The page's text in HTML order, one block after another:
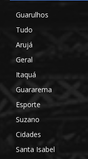
Guarulhos
Tudo
Arujá
Geral
Itaquá
Guararema
Esporte
Suzano
Cidades
Santa Isabel